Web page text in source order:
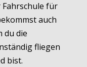
für
auch
du die
fliegen
bist.